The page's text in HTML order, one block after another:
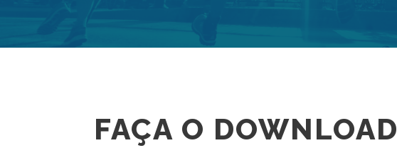
FAÇA O DOWNLOAD